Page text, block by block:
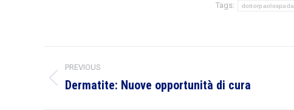
Tags: dottorpaolospada
Post
navigation
PREVIOUS
Previous
Dermatite: Nuove opportunità di cura